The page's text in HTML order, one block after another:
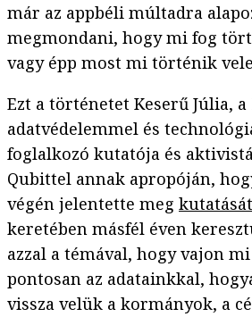
már az appbéli múltadra
megmondani, hogy mi fog
vagy épp most mi történik
Ezt a történetet Keserű Júlia,
adatvédelemmel és
foglalkozó kutatója és
Qubittel annak apropóján,
végén jelentette meg kutatását
keretében másfél éven
azzal a témával, hogy vajon
pontosan az adatainkkal,
vissza velük a kormányok, a